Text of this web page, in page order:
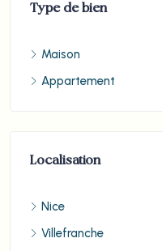
Type de bien
Maison
Appartement
Localisation
Nice
Villefranche